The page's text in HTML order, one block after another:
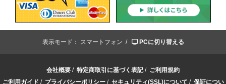
表示モード： スマートフォン / PCに切り替える
会社概要 / 特定商取引に基づく表記/ ご利用規約
ご利用ガイド / プライバシーポリシー/ セキュリティ(SSL)について / 保証につい